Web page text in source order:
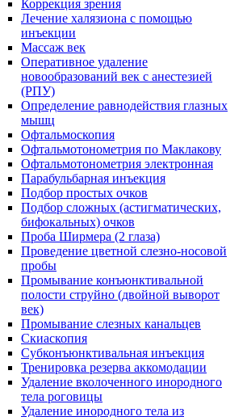
Коррекция зрения
Лечение халязиона с помощью
инъекции
Массаж век
Оперативное удаление
новообразований век с анестезией
(РПУ)
Определение равнодействия глазных
мышц
Офтальмоскопия
Офтальмотонометрия по Маклакову
Офтальмотонометрия электронная
Парабульбарная инъекция
Подбор простых очков
Подбор сложных (астигматических,
бифокальных) очков
Проба Ширмера (2 глаза)
Проведение цветной слезно-носовой
пробы
Промывание конъюнктивальной
полости струйно (двойной выворот
век)
Промывание слезных канальцев
Скиаскопия
Субконъюнктивальная инъекция
Тренировка резерва аккомодации
Удаление вколоченного инородного
тела роговицы
Удаление инородного тела из